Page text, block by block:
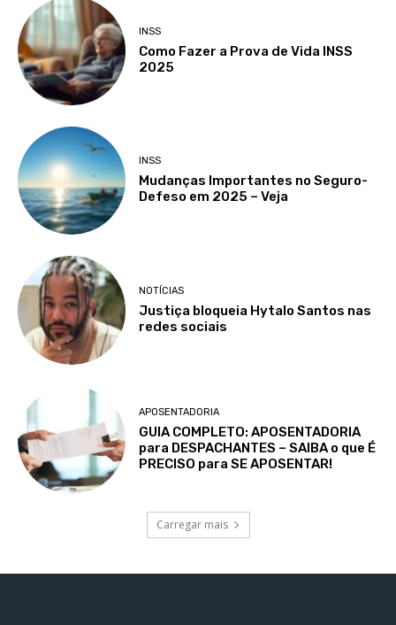
INSS
Como Fazer a Prova de Vida INSS
2025
INSS
Mudanças Importantes no Seguro-
Defeso em 2025 – Veja
NOTÍCIAS
Justiça bloqueia Hytalo Santos nas
redes sociais
APOSENTADORIA
GUIA COMPLETO: APOSENTADORIA
para DESPACHANTES – SAIBA o que É
PRECISO para SE APOSENTAR!
Carregar mais